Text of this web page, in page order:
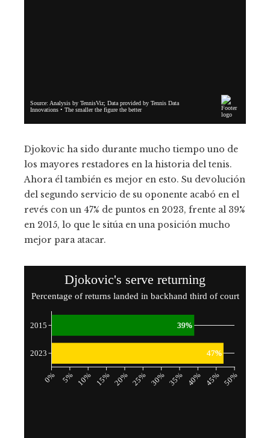
Djokovic ha sido durante mucho tiempo uno de
los mayores restadores en la historia del tenis.
Ahora él también es mejor en esto. Su devolución
del segundo servicio de su oponente acabó en el
revés con un 47% de puntos en 2023, frente al 39%
en 2015, lo que le sitúa en una posición mucho
mejor para atacar.